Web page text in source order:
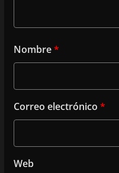
Nombre*
Correo electrónico *
Web